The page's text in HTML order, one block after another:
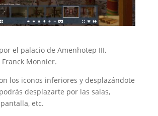
el palacio de Amenhotep III,
Monnier.
los iconos inferiores y desplazándote
desplazarte por las salas,
etc.